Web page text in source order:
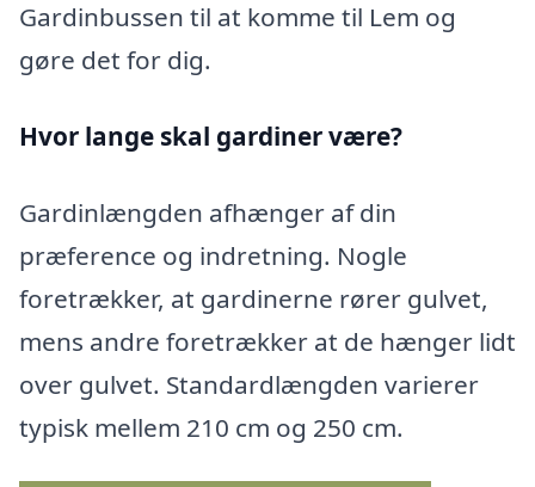
Gardinbussen til at komme til Lem og
gøre det for dig.
Hvor lange skal gardiner være?
Gardinlængden afhænger af din
præference og indretning. Nogle
foretrækker, at gardinerne rører gulvet,
mens andre foretrækker at de hænger lidt
over gulvet. Standardlængden varierer
typisk mellem 210 cm og 250 cm.